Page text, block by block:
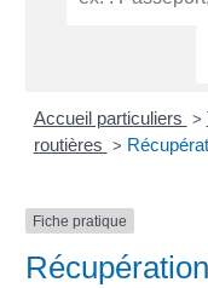
Accueil particuliers >
routières >
Fiche pratique